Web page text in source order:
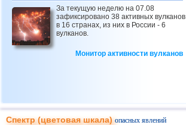
Сальвадор 2,7...3,6
33 Венесуэла 3,6
34 Турция
2,6...3,5 2
38 Румыния 2,8...3,4 3
За текущую неделю на 07.08
зафиксировано 38 активных вулканов
в 16 странах, из них в России - 6
вулканов.
Монитор активности вулканов
Спектр (цветовая шкала)опасных явлений